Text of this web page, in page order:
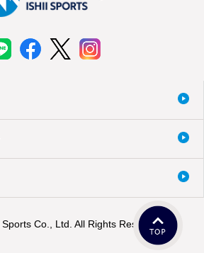
Co., Ltd. All Rights Reserved.